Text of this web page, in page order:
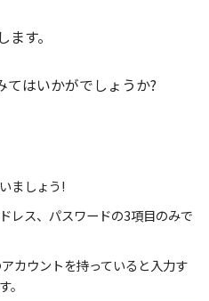
す。
てはいかがでしょうか?
ましょう!
レス、パスワードの3項目のみで
カウントを持っていると入力す
。